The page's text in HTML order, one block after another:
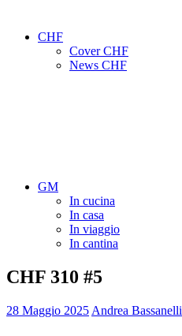
CHF
Cover CHF
News CHF
GM
In cucina
In casa
In viaggio
In cantina
CHF 310 #5
28 Maggio 2025 Andrea Bassanelli